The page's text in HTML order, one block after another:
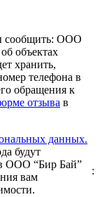
сообщить: ООО
объектах
хранить,
телефона в
обращения к
отзыва в
данных.
будут
ООО “Бир Бай”
вам
: